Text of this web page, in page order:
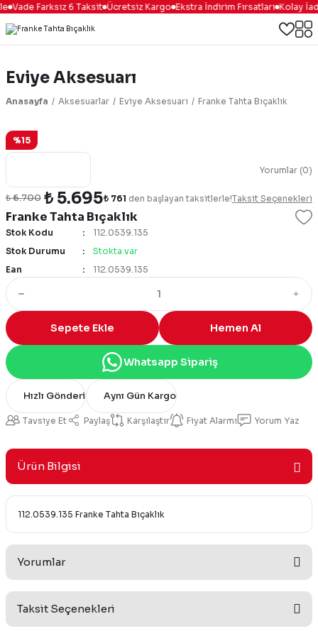
Vade Farksız 6 Taksit Ücretsiz Kargo Ekstra İndirim Fırsatları Kolay
Eviye Aksesuarı
Anasayfa Aksesuarlar Eviye Aksesuarı Franke Tahta Bıçaklık
%15
Yorumlar (0)
Franke Tahta Bıçaklık
₺ 6.700 ₺ 5.695₺ 761 den başlayan taksitlerle!Taksit Seçenekleri
Stok Kodu
112.0539.135
Stok Durumu
Stokta var
Ean
112.0539.135
Sepete Ekle Hemen Al
Whatsapp Sipariş
Hızlı Gönderi Aynı Gün Kargo
Tavsiye Et Paylaş Karşılaştır Fiyat Alarmı Yorum Yaz
Ürün Bilgisi
112.0539.135 Franke Tahta Bıçaklık
Yorumlar
Taksit Seçenekleri